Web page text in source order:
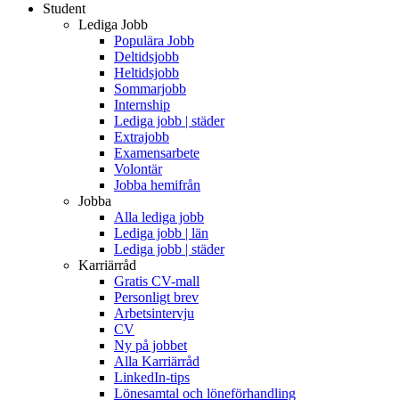
Student
Lediga Jobb
Populära Jobb
Deltidsjobb
Heltidsjobb
Sommarjobb
Internship
Lediga jobb | städer
Extrajobb
Examensarbete
Volontär
Jobba hemifrån
Jobba
Alla lediga jobb
Lediga jobb | län
Lediga jobb | städer
Karriärråd
Gratis CV-mall
Personligt brev
Arbetsintervju
CV
Ny på jobbet
Alla Karriärråd
LinkedIn-tips
Lönesamtal och löneförhandling